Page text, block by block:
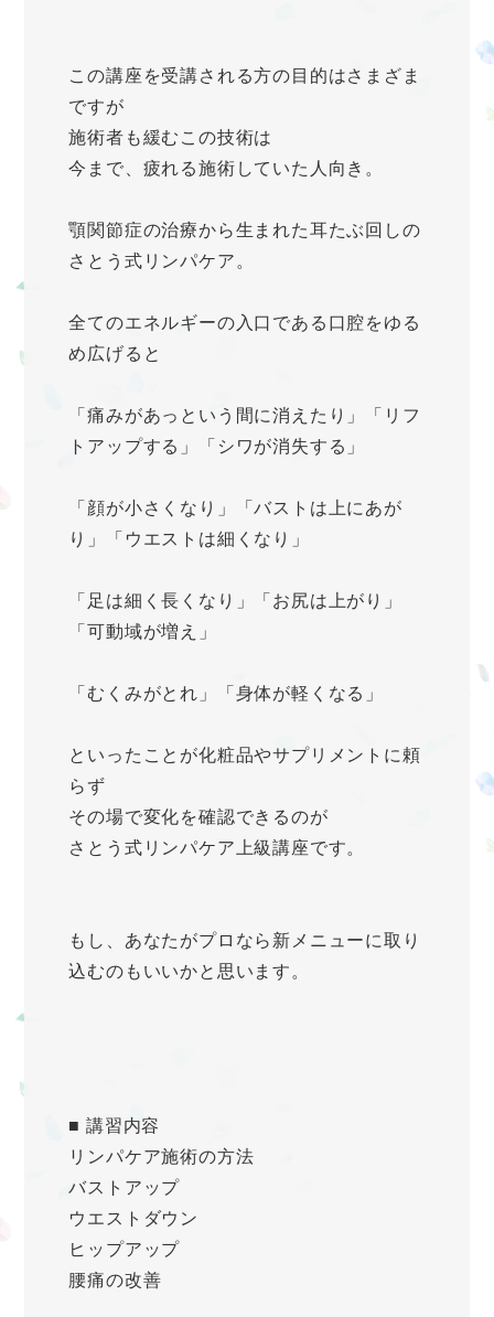
この講座を受講される方の目的はさまざま
ですが
施術者も緩むこの技術は
今まで、疲れる施術していた人向き。
顎関節症の治療から生まれた耳たぶ回しの
さとう式リンパケア。
全てのエネルギーの入口である口腔をゆる
め広げると
「痛みがあっという間に消えたり」「リフ
トアップする」「シワが消失する」
「顔が小さくなり」「バストは上にあが
り」「ウエストは細くなり」
「足は細く長くなり」「お尻は上がり」
「可動域が増え」
「むくみがとれ」「身体が軽くなる」
といったことが化粧品やサプリメントに頼
らず
その場で変化を確認できるのが
さとう式リンパケア上級講座です。
もし、あなたがプロなら新メニューに取り
込むのもいいかと思います。
■ 講習内容
リンパケア施術の方法
バストアップ
ウエストダウン
ヒップアップ
腰痛の改善